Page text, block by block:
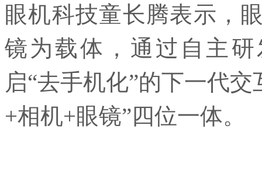
眼机科技童长腾表示，
镜为载体，通过自主研
启“去手机化”的下一代
+相机+眼镜”四位一体。